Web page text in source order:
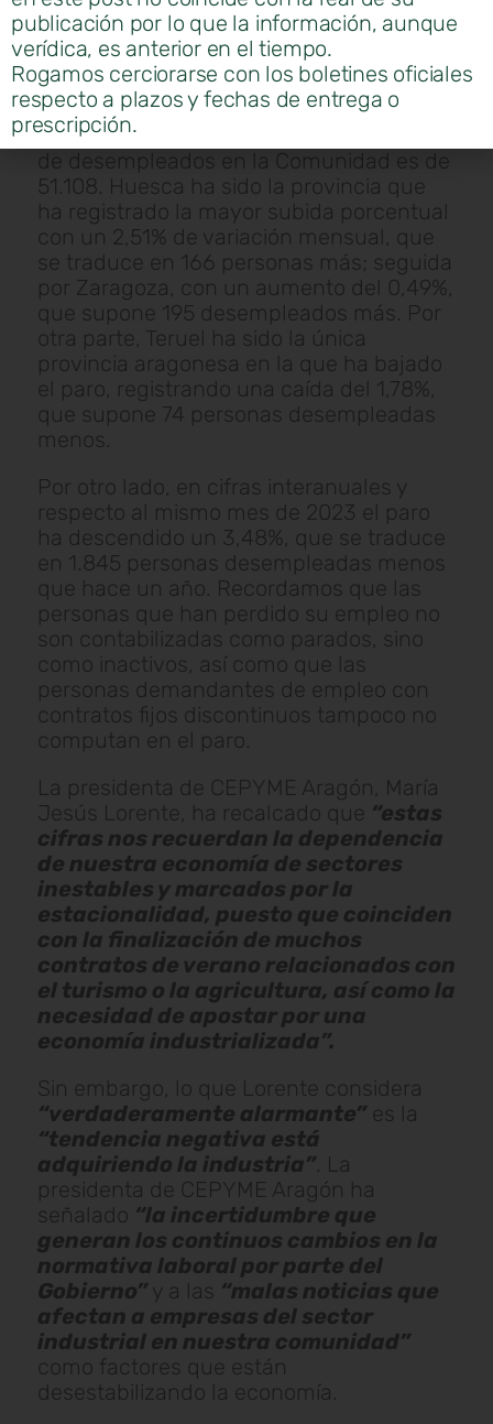
El paro registrado en Aragón en el mes de
agosto ha aumentado en 287 personas
respecto al mes de julio, lo que supone
un aumento del 0,56%. Así, la cifra total
de desempleados en la Comunidad es de
51.108. Huesca ha sido la provincia que
ha registrado la mayor subida porcentual
con un 2,51% de variación mensual, que
se traduce en 166 personas más; seguida
por Zaragoza, con un aumento del 0,49%,
que supone 195 desempleados más. Por
otra parte, Teruel ha sido la única
provincia aragonesa en la que ha bajado
el paro, registrando una caída del 1,78%,
que supone 74 personas desempleadas
menos.
Por otro lado, en cifras interanuales y
respecto al mismo mes de 2023 el paro
ha descendido un 3,48%, que se traduce
en 1.845 personas desempleadas menos
que hace un año. Recordamos que las
personas que han perdido su empleo no
son contabilizadas como parados, sino
como inactivos, así como que las
personas demandantes de empleo con
contratos fijos discontinuos tampoco no
computan en el paro.
La presidenta de CEPYME Aragón, María
Jesús Lorente, ha recalcado que “estas
cifras nos recuerdan la dependencia
de nuestra economía de sectores
inestables y marcados por la
estacionalidad, puesto que coinciden
con la finalización de muchos
contratos de verano relacionados con
el turismo o la agricultura, así como la
necesidad de apostar por una
economía industrializada”.
Sin embargo, lo que Lorente considera
“verdaderamente alarmante” es la
“tendencia negativa está
adquiriendo la industria”. La
presidenta de CEPYME Aragón ha
señalado “la incertidumbre que
generan los continuos cambios en la
normativa laboral por parte del
Gobierno”y a las “malas noticias que
afectan a empresas del sector
industrial en nuestra comunidad”
como factores que están
desestabilizando la economía.
publicación por lo que la información, aunque
verídica, es anterior en el tiempo.
Rogamos cerciorarse con los boletines oficiales
respecto a plazos y fechas de entrega o
prescripción.